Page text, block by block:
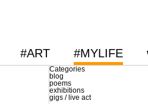
#ART #MYLIFE
Categories
blog
poems
exhibitions
gigs / live act